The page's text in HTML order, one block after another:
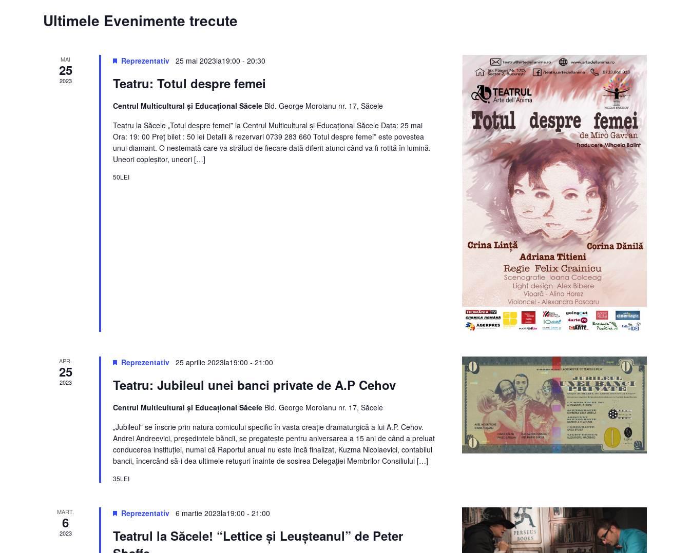
Calendarul
Ultimele Evenimente trecute
MAI
25
2023
Reprezentativ 25 mai 2023la19:00 - 20:30
Teatru: Totul despre femei
Centrul Multicultural şi Educaţional Săcele Bld. George Moroianu nr. 17, Săcele
Teatru la Săcele „Totul despre femei” la Centrul Multicultural şi Educaţional Săcele Data: 25 mai
Ora: 19: 00 Preț bilet : 50 lei Detalii & rezervari 0739 283 660 Totul despre femei” este povestea
unui diamant. O nestemată care va străluci de fiecare dată diferit atunci când va fi rotită în lumină.
Uneori copleșitor, uneori […]
50LEI
APR.
25
2023
Reprezentativ 25 aprilie 2023la19:00 - 21:00
Teatru: Jubileul unei banci private de A.P Cehov
Centrul Multicultural şi Educaţional Săcele Bld. George Moroianu nr. 17, Săcele
„Jubileul" se înscrie prin natura comicului specific în vasta creație dramaturgică a lui A.P. Cehov.
Andrei Andreevici, președintele băncii, se pregatește pentru aniversarea a 15 ani de când a preluat
conducerea instituției, numai că Raportul anual nu este încă finalizat, Kuzma Nicolaevici, contabilul
bancii, încercând să-i dea ultimele retușuri înainte de sosirea Delegației Membrilor Consiliului […]
35LEI
MART.
6
2023
Reprezentativ 6 martie 2023la19:00 - 21:00
Teatrul la Săcele! “Lettice şi Leuşteanul” de Peter